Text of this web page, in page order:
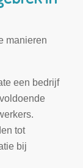
manieren
een bedrijf
tot
bij